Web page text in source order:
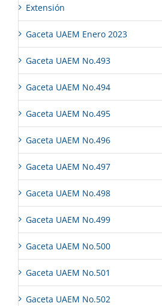
Extensión
Gaceta UAEM Enero 2023
Gaceta UAEM No.493
Gaceta UAEM No.494
Gaceta UAEM No.495
Gaceta UAEM No.496
Gaceta UAEM No.497
Gaceta UAEM No.498
Gaceta UAEM No.499
Gaceta UAEM No.500
Gaceta UAEM No.501
Gaceta UAEM No.502